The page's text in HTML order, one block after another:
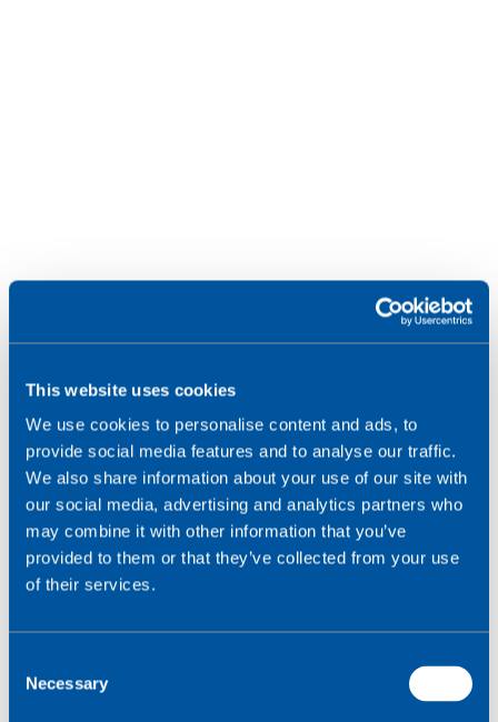
This website uses cookies
We use cookies to personalise content and ads, to
provide social media features and to analyse our traffic.
We also share information about your use of our site with
our social media, advertising and analytics partners who
may combine it with other information that you’ve
provided to them or that they’ve collected from your use
of their services.
Necessary
Le vending en temps réel regroupe un ensemble
d’outils qui, une fois intégrés aux distributeurs
exploitants de se connecter instantanément à
d’informations bidirectionnel.
Ces outils permettent notamment de :
recevoir des données pour optimiser l’exploitation
(utilisation des machines, stocks, dates de
péremption),
tendances de marché),